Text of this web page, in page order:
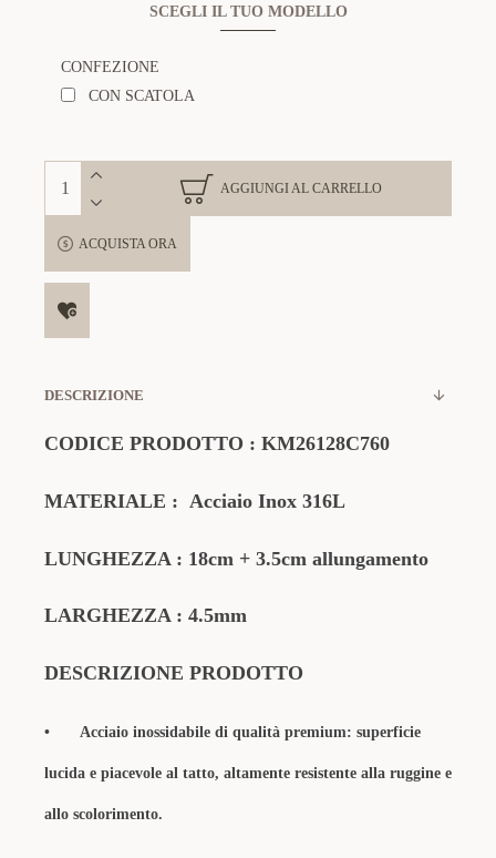
SCEGLI IL TUO MODELLO
CONFEZIONE
CON SCATOLA
AGGIUNGI AL CARRELLO
ACQUISTA ORA
DESCRIZIONE
CODICE PRODOTTO : KM26128C760
MATERIALE : Acciaio Inox 316L
LUNGHEZZA : 18cm + 3.5cm allungamento
LARGHEZZA : 4.5mm
DESCRIZIONE PRODOTTO
• Acciaio inossidabile di qualità premium: superficie
lucida e piacevole al tatto, altamente resistente alla ruggine e
allo scolorimento.